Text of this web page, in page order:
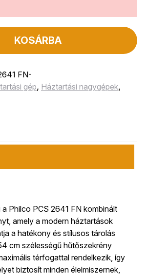
KOSÁRBA
FN-
gép, Háztartási nagygépek,
a Philco PCS 2641 FN kombinált
amely a modern háztartások
a hatékony és stílusos tárolás
cm szélességű hűtőszekrény
térfogattal rendelkezik, így
biztosít minden élelmiszernek,